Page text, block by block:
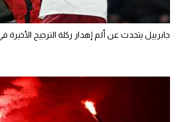
جابرييل يتحدث عن ألم إهدار ركلة الترجيح